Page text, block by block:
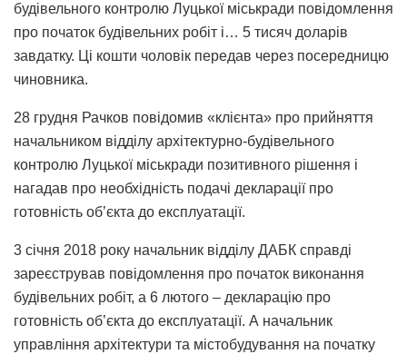
будівельного контролю Луцької міськради повідомлення
про початок будівельних робіт і… 5 тисяч доларів
завдатку. Ці кошти чоловік передав через посередницю
чиновника.
28 грудня Рачков повідомив «клієнта» про прийняття
начальником відділу архітектурно-будівельного
контролю Луцької міськради позитивного рішення і
нагадав про необхідність подачі декларації про
готовність об’єкта до експлуатації.
3 січня 2018 року начальник відділу ДАБК справді
зареєстрував повідомлення про початок виконання
будівельних робіт, а 6 лютого – декларацію про
готовність об’єкта до експлуатації. А начальник
управління архітектури та містобудування на початку